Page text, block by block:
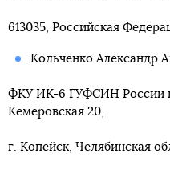
613035, Российская
Кольченко Александр
ФКУ ИК-6 ГУФСИН России
Кемеровская 20,
г. Копейск, Челябинская